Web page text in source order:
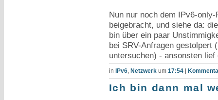
Nun nur noch dem IPv6-
beigebracht, und siehe da:
bin über ein paar
bei SRV-Anfragen gestolpert
untersuchen) - ansonsten
in IPv6, Netzwerkum 17:54|
Ich bin dann mal